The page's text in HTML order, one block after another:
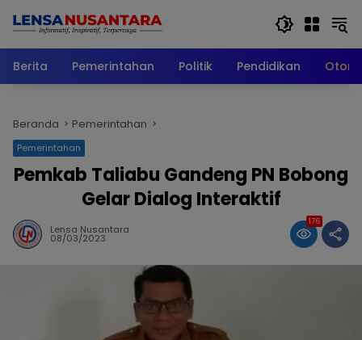
Berita
Pemerintahan Politik Pendidikan
Beranda Pemerintahan
Pemerintahan
Pemkab Taliabu Gandeng PN Bobong
Gelar Dialog Interaktif
Lensa Nusantara
08/03/2023
176